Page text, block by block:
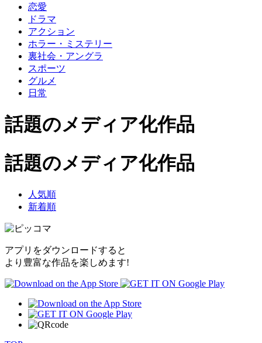
恋愛
ドラマ
アクション
ホラー・ミステリー
裏社会・アングラ
スポーツ
グルメ
日常
話題のメディア化作品
話題のメディア化作品
人気順
新着順
アプリをダウンロードすると
より豊富な作品を楽しめます!